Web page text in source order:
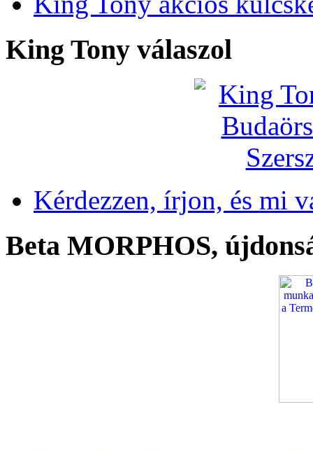
King Tony válaszol
Kérdezzen, írjon, és mi
Beta MORPHOS,